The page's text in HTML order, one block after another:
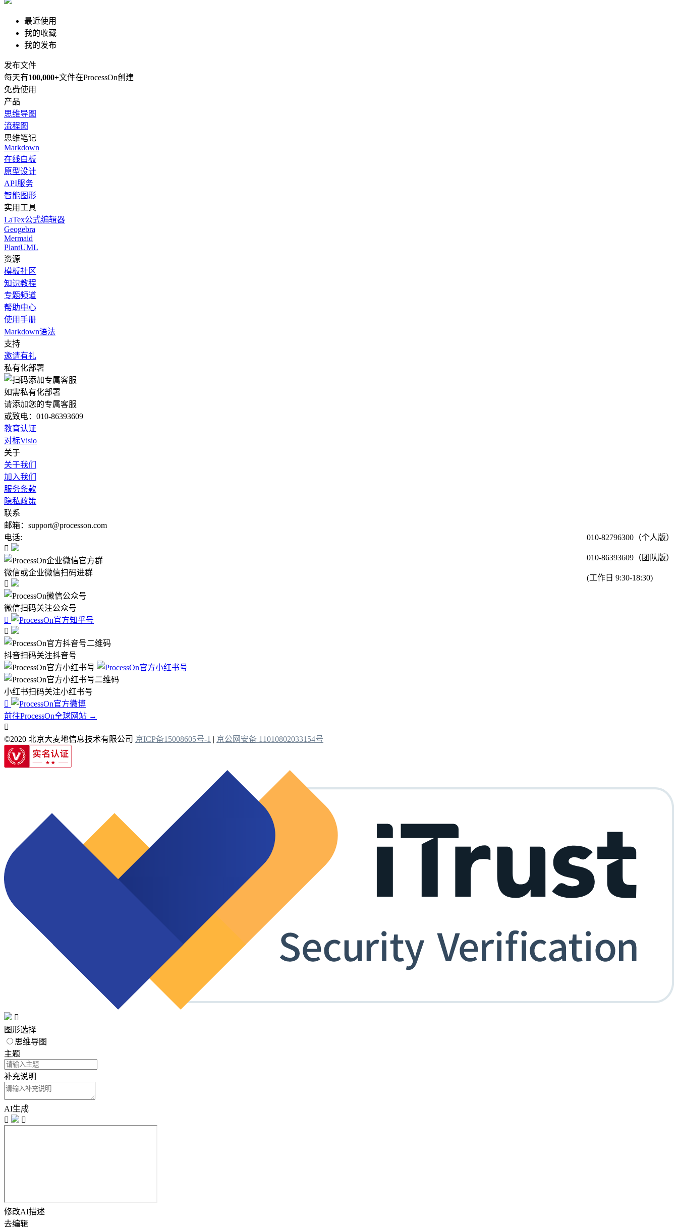
最近使用
我的收藏
我的发布
发布文件
每天有100,000+文件在ProcessOn创建
免费使用
产品
思维导图
流程图
思维笔记
Markdown
在线白板
原型设计
API服务
智能图形
实用工具
LaTex公式编辑器
Geogebra
Mermaid
PlantUML
资源
模板社区
知识教程
专题频道
帮助中心
使用手册
Markdown语法
支持
邀请有礼
私有化部署
如需私有化部署
请添加您的专属客服
或致电：010-86393609
教育认证
对标Visio
关于
关于我们
加入我们
服务条款
隐私政策
联系
邮箱：support@processon.com
电话:
010-82796300（个人版）
010-86393609（团队版）
(工作日 9:30-18:30)

微信或企业微信扫码进群

微信扫码关注公众号


抖音扫码关注抖音号
小红书扫码关注小红书号

前往ProcessOn全球网站 →

©2020 北京大麦地信息技术有限公司 京ICP备15008605号-1 | 京公网安备 11010802033154号

图形选择
思维导图
主题
补充说明
AI生成


修改AI描述
去编辑